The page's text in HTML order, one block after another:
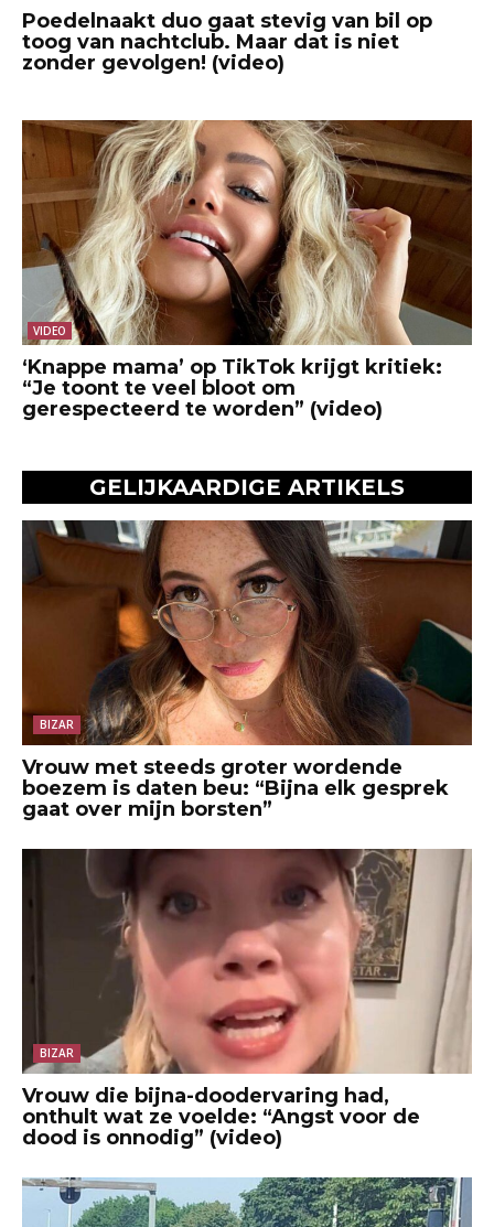
Poedelnaakt duo gaat stevig van bil op
toog van nachtclub. Maar dat is niet
zonder gevolgen! (video)
VIDEO
‘Knappe mama’ op TikTok krijgt kritiek:
“Je toont te veel bloot om
gerespecteerd te worden” (video)
GELIJKAARDIGE ARTIKELS
BIZAR
Vrouw met steeds groter wordende
boezem is daten beu: “Bijna elk gesprek
gaat over mijn borsten”
BIZAR
Vrouw die bijna-doodervaring had,
onthult wat ze voelde: “Angst voor de
dood is onnodig” (video)